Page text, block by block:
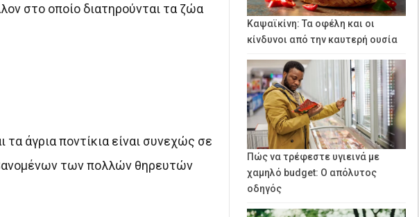
στο οποίο διατηρούνται τα ζώα
άγρια ποντίκια είναι συνεχώς σε
των πολλών θηρευτών
Καψαϊκίνη: Τα οφέλη και οι
κίνδυνοι από την καυτερή ουσία
Πώς να τρέφεστε υγιεινά με
χαμηλό budget: Ο απόλυτος
οδηγός